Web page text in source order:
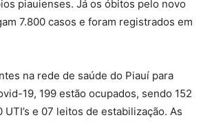
piauienses. Já os óbitos pelo novo
7.800 casos e foram registrados em
na rede de saúde do Piauí para
19, 199 estão ocupados, sendo 152
e 07 leitos de estabilização. As